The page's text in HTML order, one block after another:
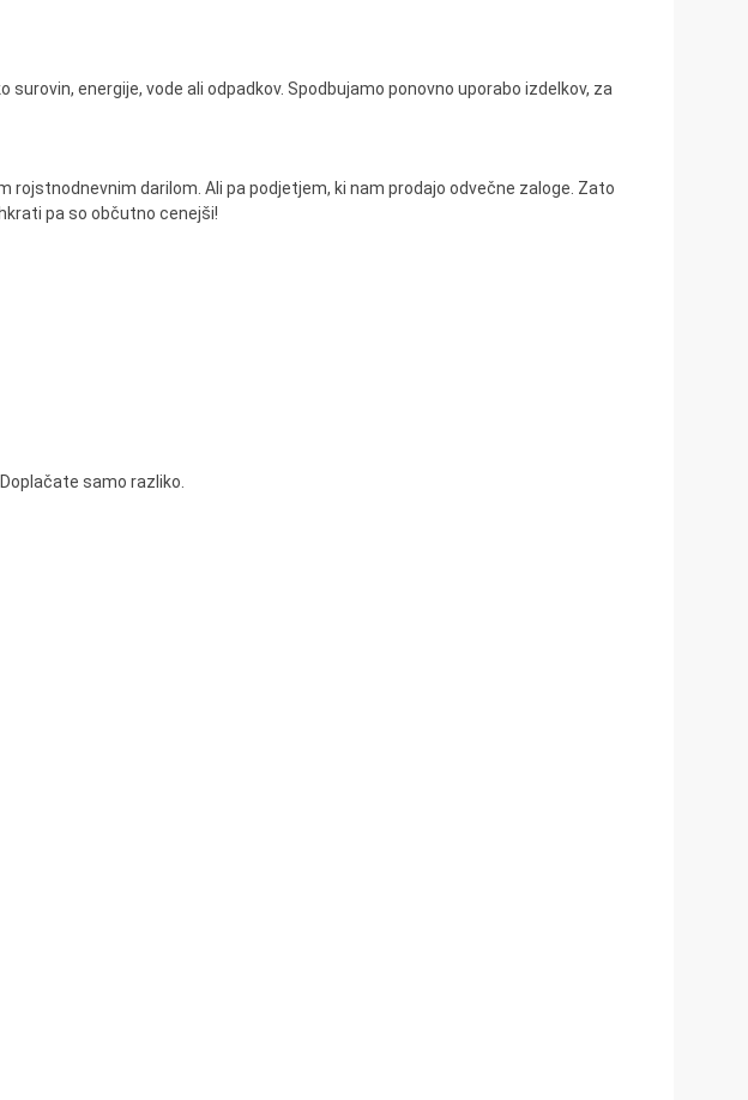
energije, vode ali odpadkov. Spodbujamo ponovno uporabo izdelkov, za
darilom. Ali pa podjetjem, ki nam prodajo odvečne zaloge. Zato
pa so občutno cenejši!
samo razliko.